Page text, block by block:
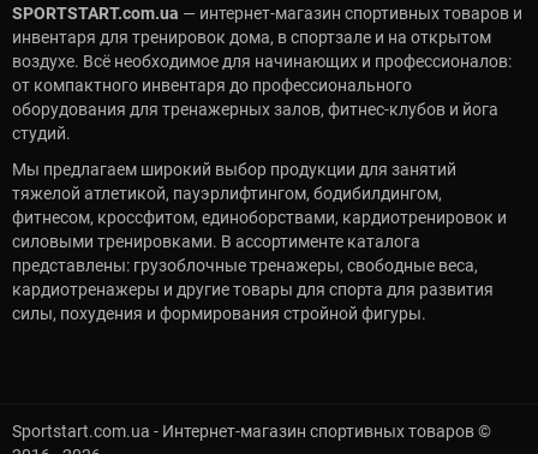
SPORTSTART.com.ua — интернет-магазин спортивных товаров и
инвентаря для тренировок дома, в спортзале и на открытом
воздухе. Всё необходимое для начинающих и профессионалов:
от компактного инвентаря до профессионального
оборудования для тренажерных залов, фитнес-клубов и йога
студий.
Мы предлагаем широкий выбор продукции для занятий
тяжелой атлетикой, пауэрлифтингом, бодибилдингом,
фитнесом, кроссфитом, единоборствами, кардиотренировок и
силовыми тренировками. В ассортименте каталога
представлены: грузоблочные тренажеры, свободные веса,
кардиотренажеры и другие товары для спорта для развития
силы, похудения и формирования стройной фигуры.
Sportstart.com.ua - Интернет-магазин спортивных товаров ©